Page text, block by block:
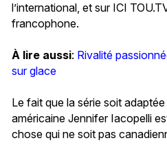
l’international, et sur ICI
francophone.
À lire aussi: Rivalité
sur glace
Le fait que la série soit adaptée
américaine Jennifer Iacopelli
chose qui ne soit pas